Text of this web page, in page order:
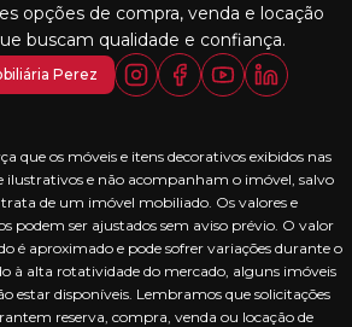
opções de compra, venda e locação
buscam qualidade e confiança.
Perez
que os móveis e itens decorativos exibidos nas
ilustrativos e não acompanham o imóvel, salvo
trata de um imóvel mobiliado. Os valores e
podem ser ajustados sem aviso prévio. O valor
é aproximado e pode sofrer variações durante o
à alta rotatividade do mercado, alguns imóveis
estar disponíveis. Lembramos que solicitações
reserva, compra, venda ou locação de